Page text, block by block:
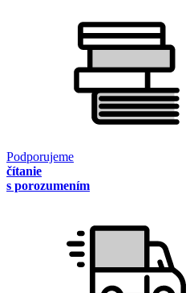
Podporujeme
čítanie
s porozumením